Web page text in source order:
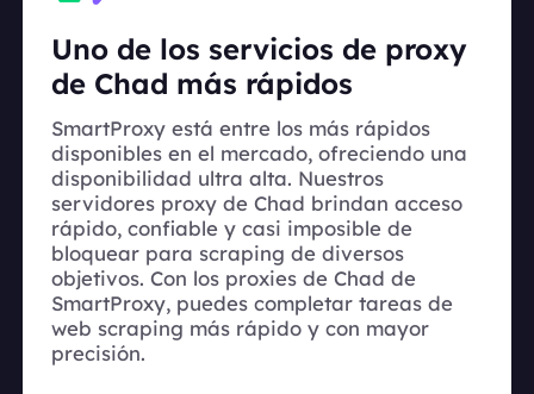
Uno de los servicios de proxy
de Chad más rápidos
SmartProxy está entre los más rápidos
disponibles en el mercado, ofreciendo una
disponibilidad ultra alta. Nuestros
servidores proxy de Chad brindan acceso
rápido, confiable y casi imposible de
bloquear para scraping de diversos
objetivos. Con los proxies de Chad de
SmartProxy, puedes completar tareas de
web scraping más rápido y con mayor
precisión.